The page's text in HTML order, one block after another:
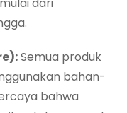
dari
Semua produk
bahan-
bahwa